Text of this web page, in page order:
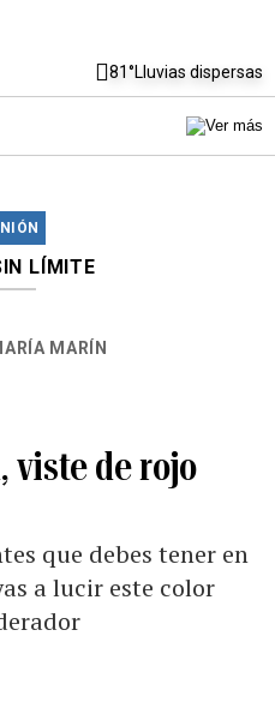
81°Lluvias dispersas
LÍMITE
MARÍN
viste de rojo
que debes tener en
a lucir este color